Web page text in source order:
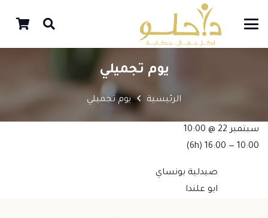
يوم تجميلي
الرئيسية يوم تجميلي
صيدلية بونساي
ابو علندا
سبتمبر 22 @ 10:00
10:00 — 16:00
(6h)